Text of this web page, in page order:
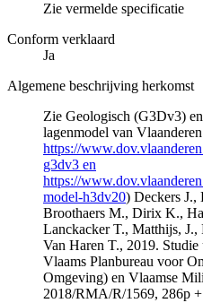
Zie vermelde specificatie
Conform verklaard
Ja
Algemene beschrijving herkomst
Zie Geologisch (G3Dv3)
lagenmodel van
https://
g3dv3 en
https://
model-h3dv20) Deckers J.,
Broothaers M., Dirix K.,
Lanckacker T., Matthijs,
Van Haren T., 2019.
Vlaams Planbureau voor
Omgeving) en Vlaamse
2018/RMA/R/1569, 286p